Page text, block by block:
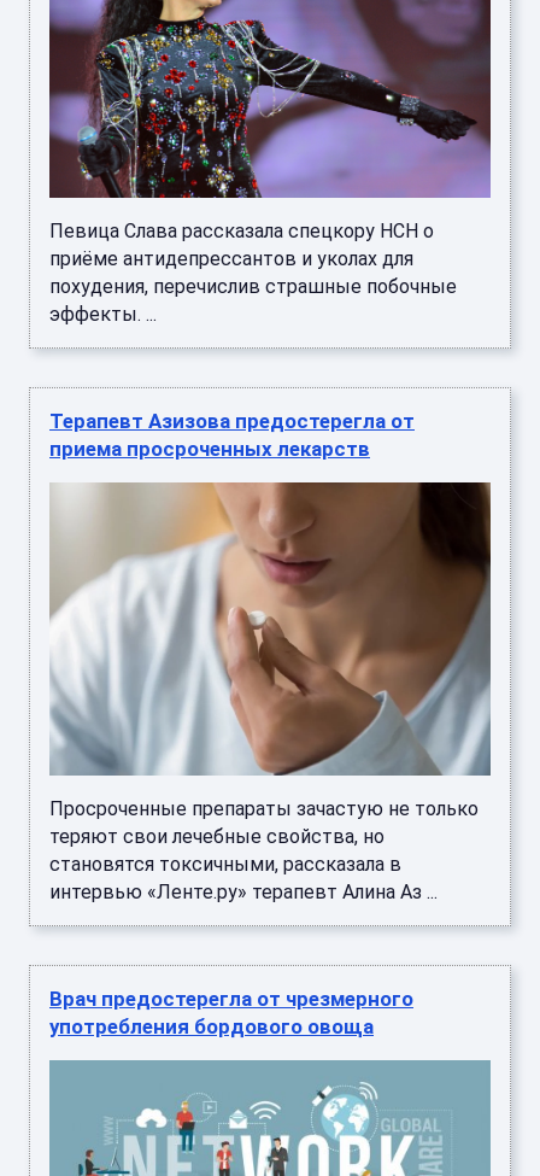
Певица Слава рассказала спецкору НСН о
приёме антидепрессантов и уколах для
похудения, перечислив страшные побочные
эффекты. ...
Терапевт Азизова предостерегла от
приема просроченных лекарств
Просроченные препараты зачастую не только
теряют свои лечебные свойства, но
становятся токсичными, рассказала в
интервью «Ленте.ру» терапевт Алина Аз ...
Врач предостерегла от чрезмерного
употребления бордового овоща